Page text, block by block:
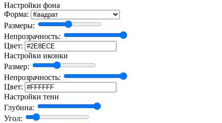
Настройки фона
Форма:
Размеры:
Непрозрачность:
Цвет:
Настройки иконки
Размер:
Непрозрачность:
Цвет:
Настройки тени
Глубина:
Угол: